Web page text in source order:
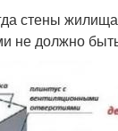
стены
не должно